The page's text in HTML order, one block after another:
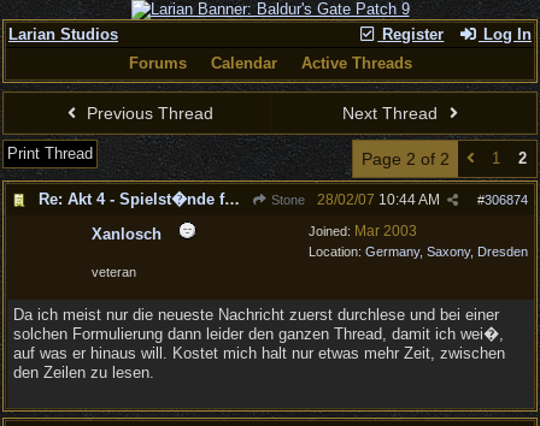
Register Log In
Larian Studios
Forums
Calendar Active Threads
Previous Thread Next Thread
Print Thread Page 2 of 2 1 2
Re: Akt 4 - Spielst�nde f�hren zum Spielabsturz Stone #306874
28/02/07 10:44 AM
Joined: Mar 2003
Location: Germany, Saxony, Dresden
Xanlosch
veteran
Da ich meist nur die neueste Nachricht zuerst durchlese und bei einer
solchen Formulierung dann leider den ganzen Thread, damit ich wei�,
auf was er hinaus will. Kostet mich halt nur etwas mehr Zeit, zwischen
den Zeilen zu lesen.